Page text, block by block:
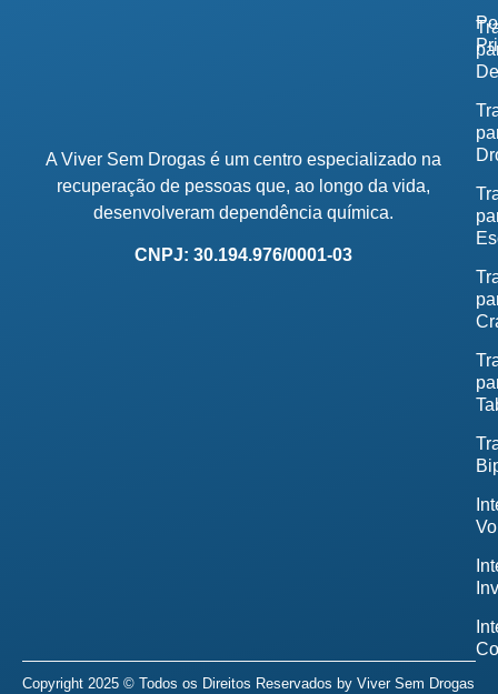
A Viver Sem Drogas é um centro especializado na
recuperação de pessoas que, ao longo da vida,
desenvolveram dependência química.
CNPJ: 30.194.976/0001-03
Copyright 2025 © Todos os Direitos Reservados by Viver Sem Drogas